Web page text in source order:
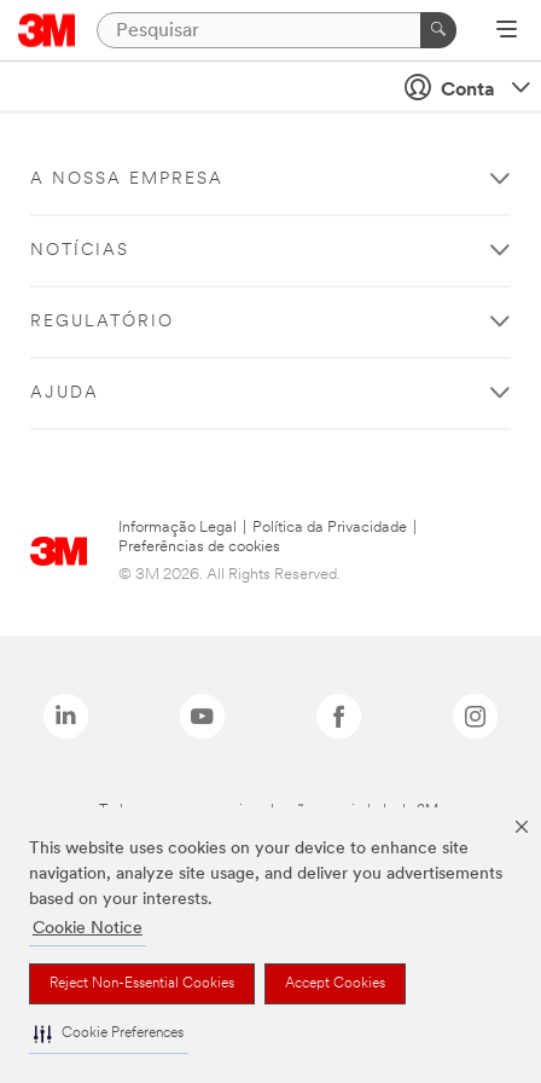
This website uses cookies on your device to enhance site
navigation, analyze site usage, and deliver you advertisements
based on your interests.
Cookie Notice
Reject Non-Essential Cookies Accept Cookies
Cookie Preferences
Conta
A NOSSA EMPRESA
NOTÍCIAS
REGULATÓRIO
AJUDA
Informação Legal Política da Privacidade
Preferências de cookies
© 3M 2026. All Rights Reserved.
Todas as marcas mencionadas são propriedade da 3M.